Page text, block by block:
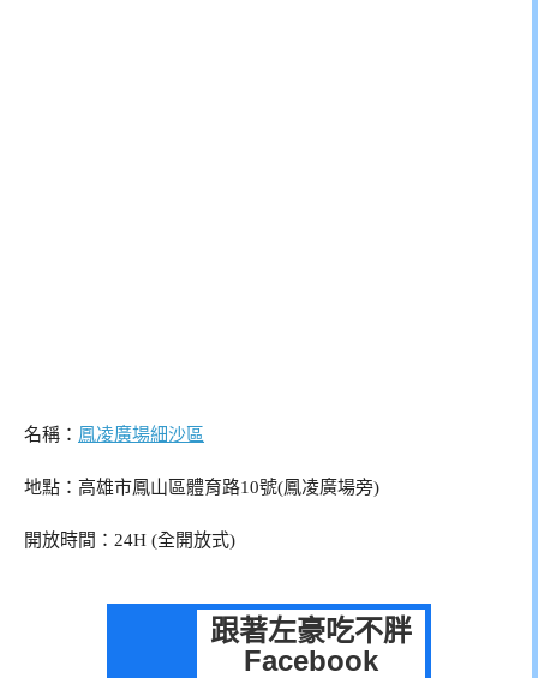
名稱： 鳳凌廣場細沙區
地點：高雄市鳳山區體育路10號(鳳凌廣場旁)
開放時間：24H (全開放式)
跟著左豪吃不胖
Facebook